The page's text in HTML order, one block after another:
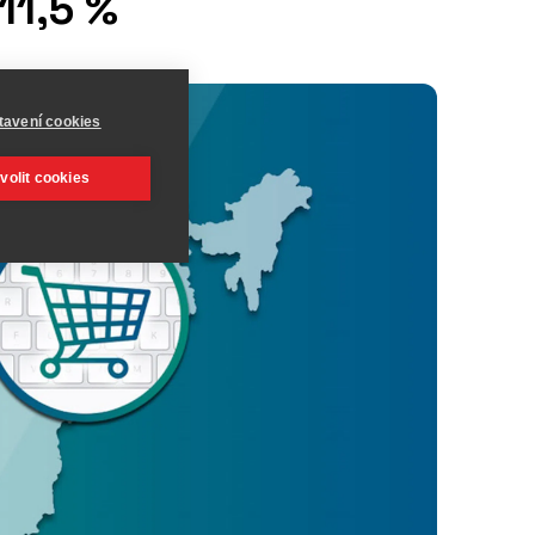
cookies
cookies